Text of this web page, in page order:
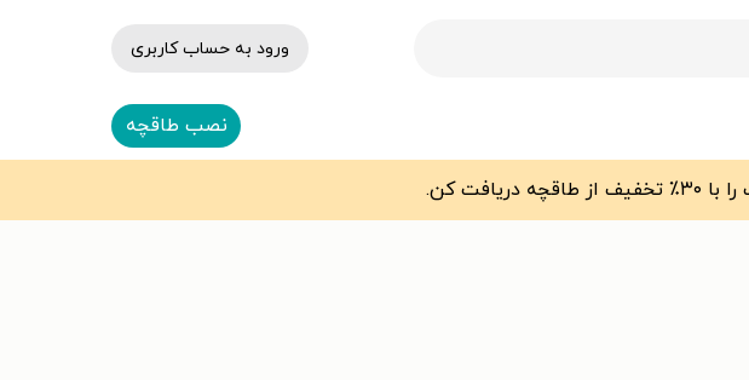
ورود به حساب کاربری
نصب طاقچه